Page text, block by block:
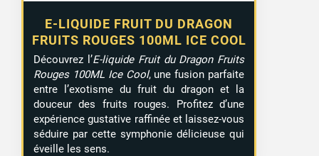
E-LIQUIDE FRUIT DU DRAGON
FRUITS ROUGES 100ML ICE COOL
Découvrez l’E-liquide Fruit du Dragon Fruits
Rouges 100ML Ice Cool, une fusion parfaite
entre l’exotisme du fruit du dragon et la
douceur des fruits rouges. Profitez d’une
expérience gustative raffinée et laissez-vous
séduire par cette symphonie délicieuse qui
éveille les sens.